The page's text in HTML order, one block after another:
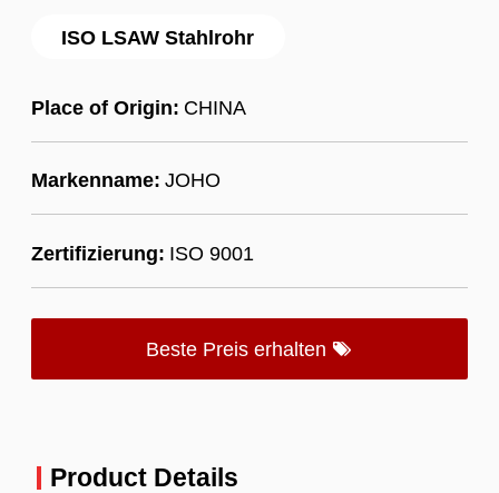
ISO LSAW Stahlrohr
Place of Origin: CHINA
Markenname: JOHO
Zertifizierung: ISO 9001
Beste Preis erhalten
Product Details